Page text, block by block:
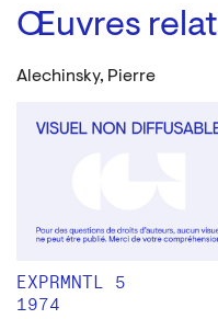
Œuvres
Alechinsky, Pierre
EXPRMNTL 5
1974